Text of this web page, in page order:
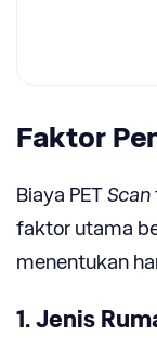
Faktor
Biaya PETScan
faktor utama
menentukan
1. Jenis